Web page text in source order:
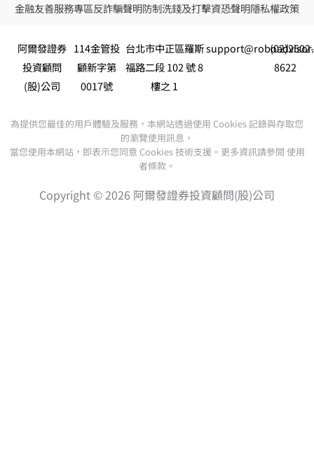
金融友善服務專區反詐騙聲明防制洗錢及打擊資恐聲明隱私權政策
阿爾發證券
投資顧問
(股)公司
114金管投
顧新字第
0017號
台北市中正區羅斯
福路二段 102 號 8
樓之 1
(02)2502-
8622
為提供您最佳的用戶體驗及服務，本網站透過使用 Cookies 記錄與存取您
的瀏覽使用訊息，
當您使用本網站，即表示您同意 Cookies 技術支援。更多資訊請參閱 使用
者條款。
Copyright © 2026 阿爾發證券投資顧問(股)公司